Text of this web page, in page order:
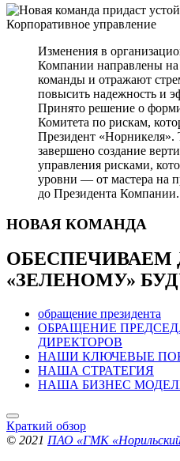
Корпоративное управление
Изменения в
Компании направлены
команды и отражают
повысить надежность и
Принято решение о
Комитета по рискам,
Президент «Норникеля».
завершено создание
управления рисками,
уровни — от мастера на
до Президента Компании.
НОВАЯ КОМАНДА
ОБЕСПЕЧИВАЕМ
«ЗЕЛЕНОМУ»
обращение президента
ОБРАЩЕНИЕ
ДИРЕКТОРОВ
НАШИ КЛЮЧЕВЫЕ
НАША СТРАТЕГИЯ
НАША БИЗНЕС
Краткий обзор
© 2021 ПАО «ГМК «Норильский